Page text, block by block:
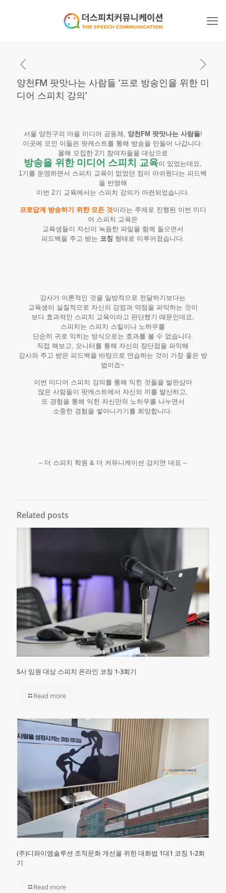
양천FM 팟맛나는 사람들 ‘프로 방송인을 위한 미
디어 스피치 강의’
서울 양천구의 마을 미디어 공동체, 양천FM 팟맛나는 사람들!
이곳에 모인 이들은 팟캐스트를 통해 방송을 만들어 나갑니다.
올해 모집한 2기 참여자들을 대상으로
방송을 위한 미디어 스피치 교육이 있었는데요,
1기를 운영하면서 스피치 교육이 없었던 점이 아쉬웠다는 피드백
을 반영해
이번 2기 교육에서는 스피치 강의가 마련되었습니다.
프로답게 방송하기 위한 모든 것이라는 주제로 진행된 이번 미디
어 스피치 교육은
교육생들이 자신이 녹음한 파일을 함께 들으면서
피드백을 주고 받는 코칭 형태로 이루어졌습니다.
강사가 이론적인 것을 일방적으로 전달하기보다는
교육생이 실질적으로 자신의 강점과 약점을 파악하는 것이
보다 효과적인 스피치 교육이라고 판단했기 때문인데요,
스피치는 스피치 스킬이나 노하우를
단순히 귀로 익히는 방식으로는 효과를 볼 수 없습니다.
직접 해보고, 모니터를 통해 자신의 장단점을 파악해
강사와 주고 받은 피드백을 바탕으로 연습하는 것이 가장 좋은 방
법이죠~
이번 미디어 스피치 강의를 통해 익힌 것들을 발판삼아
많은 사람들이 팟캐스트에서 자신의 끼를 발산하고,
또 경험을 통해 익힌 자신만의 노하우를 나누면서
소중한 경험을 쌓아나가기를 희망합니다.
– 더 스피치 학원 & 더 커뮤니케이션 강지연 대표 –
Related posts
S사 임원 대상 스피치 온라인 코칭 1-3회기
Read more
(주)디와이엠솔루션 조직문화 개선을 위한 대화법 1대1 코칭 1-2회
기
Read more